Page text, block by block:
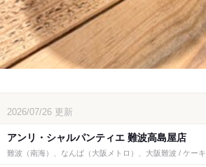
2026/07/26 更新
アンリ・シャルパンティエ 難波高島屋店
難波（南海）、なんば（大阪メトロ）、大阪難波 / ケー